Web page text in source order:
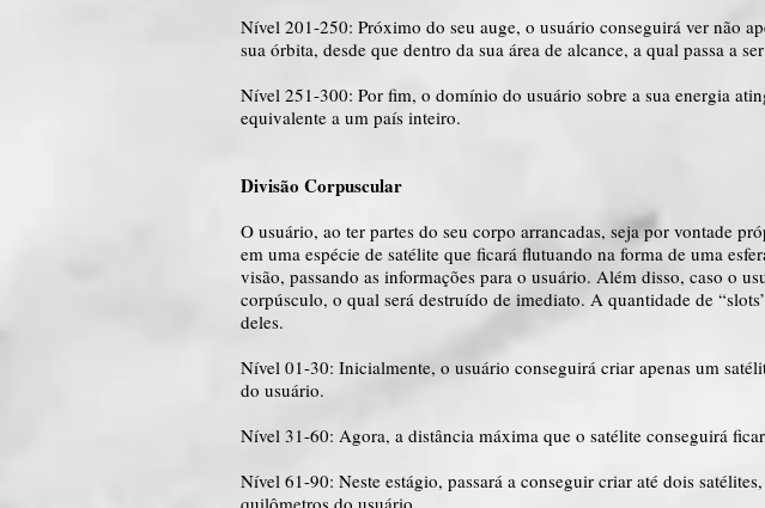
Nível 201-250: Próximo do seu auge, o usuário conseguirá ver não
sua órbita, desde que dentro da sua área de alcance, a qual passa a
Nível 251-300: Por fim, o domínio do usuário sobre a sua energia
equivalente a um país inteiro.
Divisão Corpuscular
O usuário, ao ter partes do seu corpo arrancadas, seja por vontade
em uma espécie de satélite que ficará flutuando na forma de uma
visão, passando as informações para o usuário. Além disso, caso o
corpúsculo, o qual será destruído de imediato. A quantidade de
deles.
Nível 01-30: Inicialmente, o usuário conseguirá criar apenas um
do usuário.
Nível 31-60: Agora, a distância máxima que o satélite conseguirá
Nível 61-90: Neste estágio, passará a conseguir criar até dois
quilômetros do usuário.